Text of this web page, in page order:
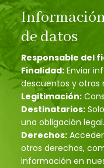
de datos
Responsable del
Finalidad: Enviar
descuentos y otras
Legitimación:
Destinatarios:
una obligación legal.
Derechos:
otros derechos,
información en